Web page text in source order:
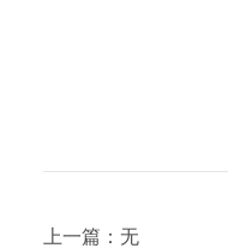
上一篇：无